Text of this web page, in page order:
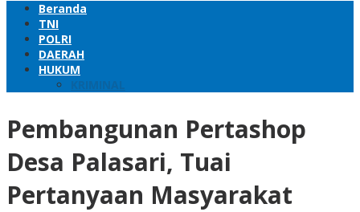
Beranda
TNI
POLRI
DAERAH
HUKUM
KRIMINAL
Pembangunan Pertashop
Desa Palasari, Tuai
Pertanyaan Masyarakat